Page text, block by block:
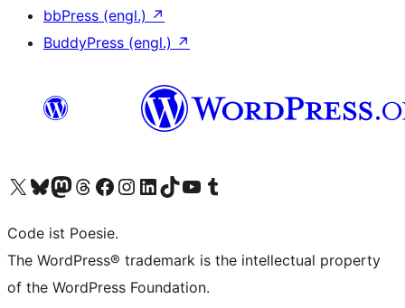
bbPress (engl.) ↗
BuddyPress (engl.) ↗
Unser X-Konto (früher Twitter) besuchen
Unser Bluesky-Konto besuchen
Unser Mastodon-Konto besuchen
Unser Threads-Konto besuchen
Unsere Facebook-Seite besuchen
Unser Instagram-Konto besuchen
Unser LinkedIn-Konto besuchen
Unser TikTok-Konto besuchen
Unseren YouTube-Kanal besuchen
Unser Tumblr-Konto besuchen
Code ist Poesie.
The WordPress® trademark is the intellectual property
of the WordPress Foundation.